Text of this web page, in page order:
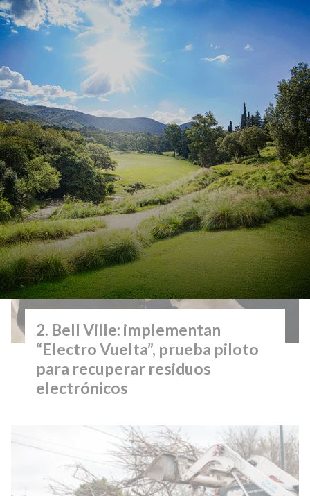
Córdoba cuenta con 36 bases
aéreas distribuidas
estratégicamente para combatir
incendios
Bell Ville: implementan
“Electro Vuelta”, prueba piloto
para recuperar residuos
electrónicos